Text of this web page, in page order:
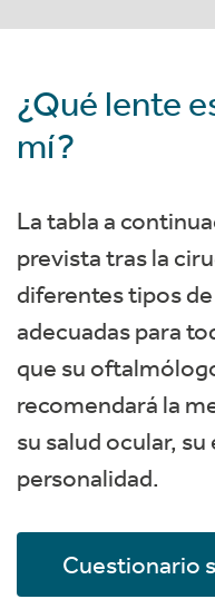
¿Qué lente
mí?
La tabla a
prevista tras la
diferentes tipos
adecuadas para
que su
recomendará la
su salud ocular,
personalidad.
Cuestionario